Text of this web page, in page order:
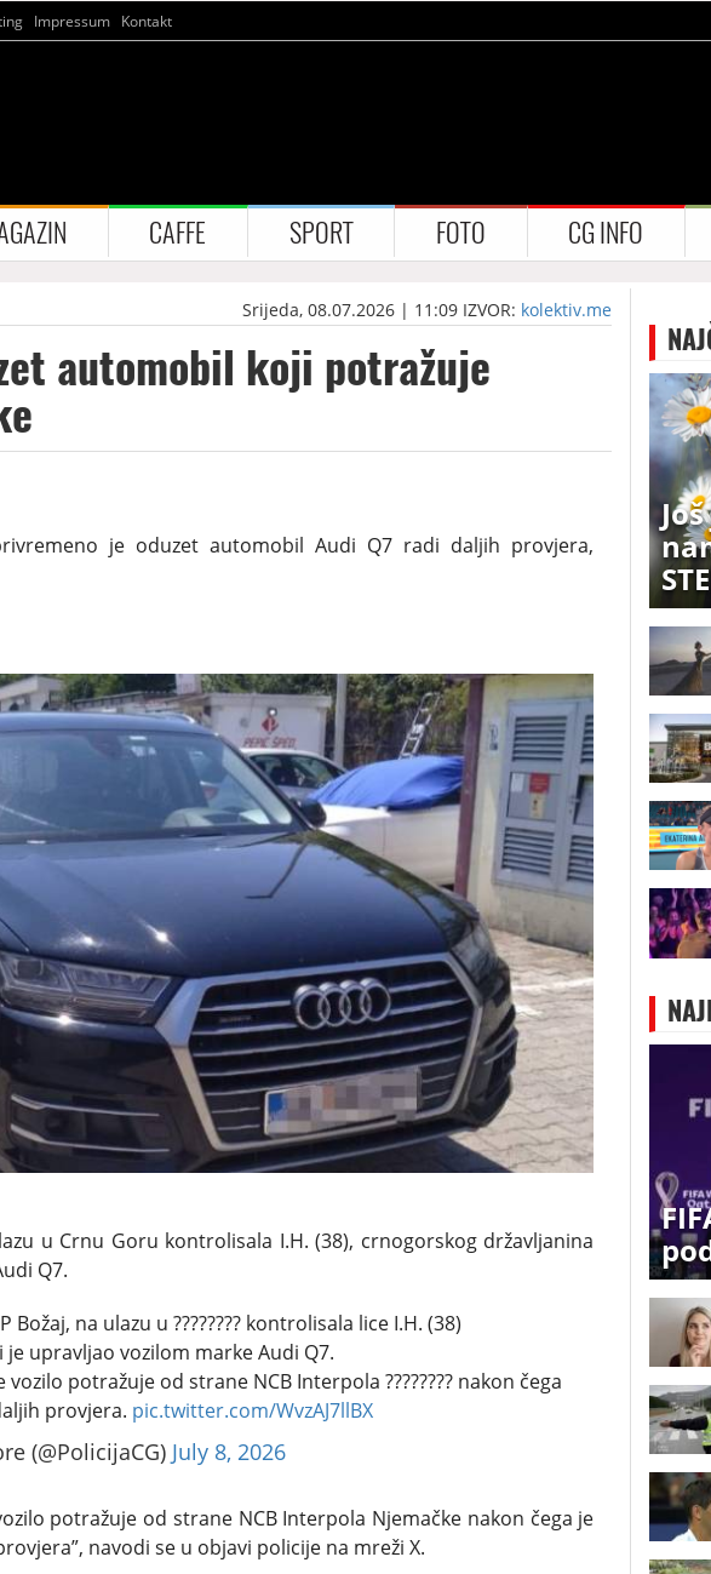
Impressum Kontakt
CAFFE SPORT FOTO CG INFO
Srijeda, 08.07.2026 | 11:09 IZVOR: kolektiv.me
automobil koji potražuje
je oduzet automobil Audi Q7 radi daljih provjera,
u Crnu Goru kontrolisala I.H. (38), crnogorskog državljanina
Q7.
Božaj, na ulazu u ???????? kontrolisala lice I.H. (38)
upravljao vozilom marke Audi Q7.
potražuje od strane NCB Interpola ???????? nakon čega
provjera. pic.twitter.com/WvzAJ7llBX
(@PolicijaCG) July 8, 2026
potražuje od strane NCB Interpola Njemačke nakon čega je
navodi se u objavi policije na mreži X.